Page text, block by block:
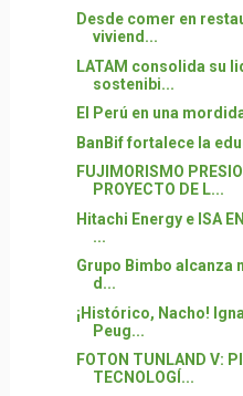
Desde comer en
viviend...
LATAM consolida su
sostenibi...
El Perú en una
BanBif fortalece la
FUJIMORISMO
PROYECTO DE L...
Hitachi Energy e ISA
...
Grupo Bimbo alcanza
d...
¡Histórico, Nacho!
Peug...
FOTON TUNLAND V:
TECNOLOGÍ...